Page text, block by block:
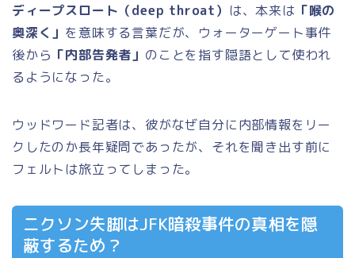
ディープスロート（deep throat） は、本来は 「喉の
奥深く」 を意味する言葉だが、ウォーターゲート事件
後から 「内部告発者」 のことを指す隠語として使われ
るようになった。
ウッドワード記者は、彼がなぜ自分に内部情報をリー
クしたのか長年疑問であったが、それを聞き出す前に
フェルトは旅立ってしまった。
ニクソン失脚はJFK暗殺事件の真相を隠
蔽するため？